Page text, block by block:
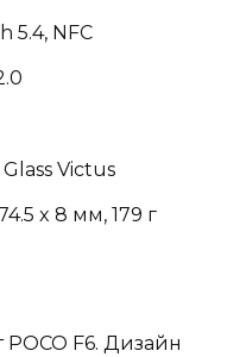
5.4, NFC
Victus
x 8 мм, 179 г
F6. Дизайн